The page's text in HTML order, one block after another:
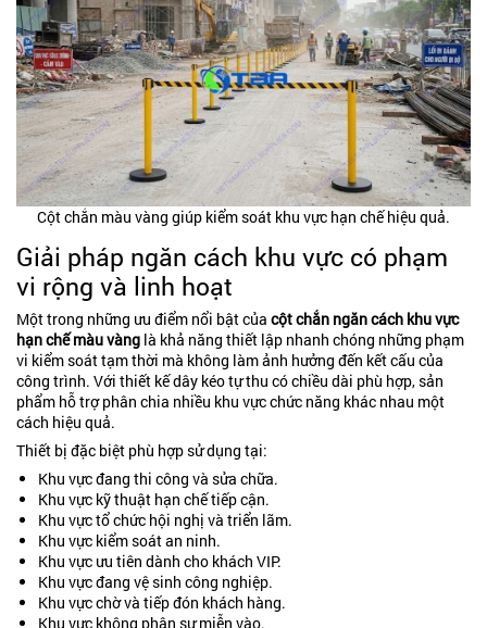
Cột chắn màu vàng giúp kiểm soát khu vực hạn chế hiệu quả.
Giải pháp ngăn cách khu vực có phạm
vi rộng và linh hoạt
Một trong những ưu điểm nổi bật của cột chắn ngăn cách khu vực
hạn chế màu vàng là khả năng thiết lập nhanh chóng những phạm
vi kiểm soát tạm thời mà không làm ảnh hưởng đến kết cấu của
công trình. Với thiết kế dây kéo tự thu có chiều dài phù hợp, sản
phẩm hỗ trợ phân chia nhiều khu vực chức năng khác nhau một
cách hiệu quả.
Thiết bị đặc biệt phù hợp sử dụng tại:
Khu vực đang thi công và sửa chữa.
Khu vực kỹ thuật hạn chế tiếp cận.
Khu vực tổ chức hội nghị và triển lãm.
Khu vực kiểm soát an ninh.
Khu vực ưu tiên dành cho khách VIP.
Khu vực đang vệ sinh công nghiệp.
Khu vực chờ và tiếp đón khách hàng.
Khu vực không phận sự miễn vào.